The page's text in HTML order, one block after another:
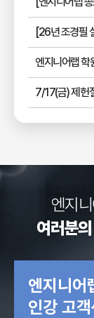
[26년 조경필
7/17(금) 제헌
엔지
여러분
엔지니어
인강 고객